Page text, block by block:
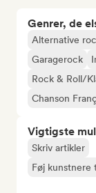
Genrer, de
Alternative
Garagerock
Rock & Roll/
Chanson
Vigtigste
Skriv artikler
Føj kunstnere